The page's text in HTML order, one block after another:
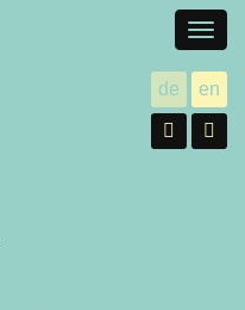
de utsch
en